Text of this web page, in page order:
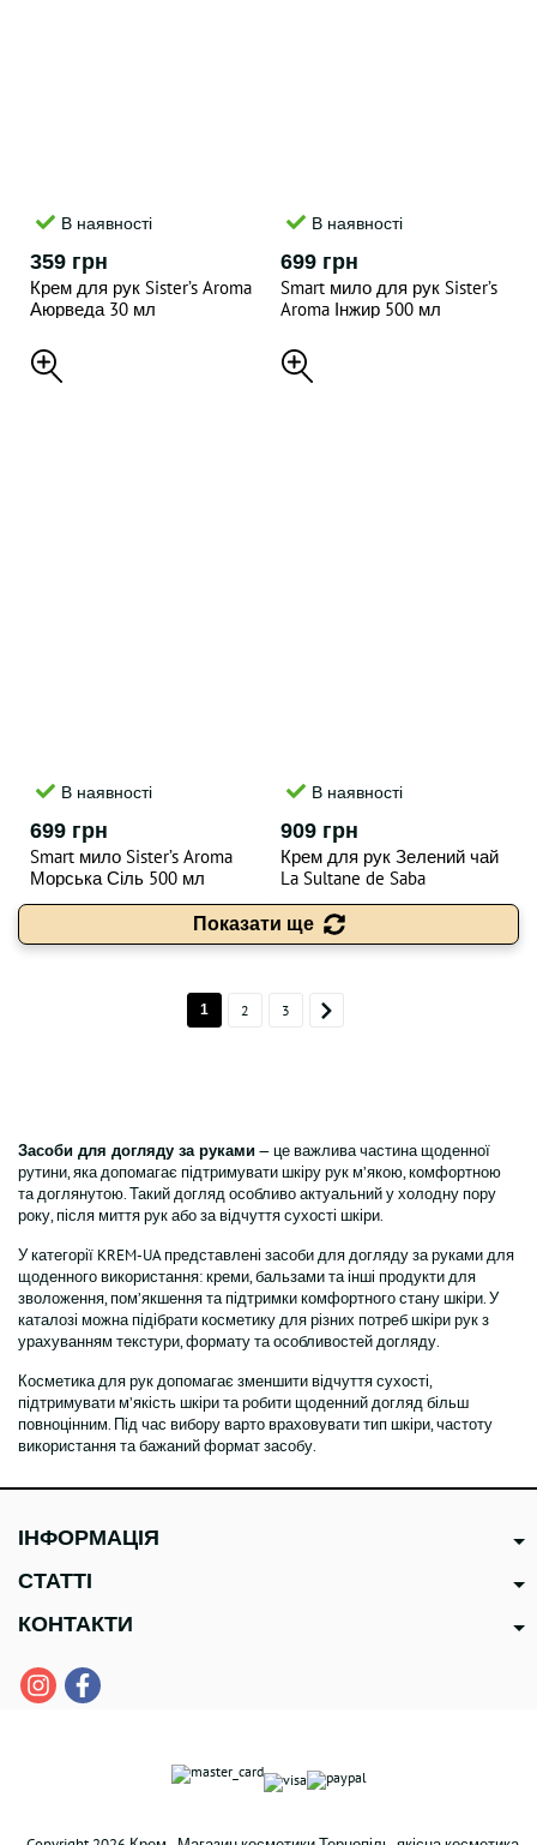
В наявності
359 грн
Крем для рук Sister’s Aroma
Аюрведа 30 мл
В наявності
699 грн
Smart мило для рук Sister’s
Aroma Інжир 500 мл
В наявності
699 грн
Smart мило Sister’s Aroma
Морська Сіль 500 мл
В наявності
909 грн
Крем для рук Зелений чай
La Sultane de Saba
Moisturizing Hand Cream
Ginger Green Tea 50 мл
Показати ще
1 2 3
Засоби для догляду за руками — це важлива частина щоденної
рутини, яка допомагає підтримувати шкіру рук м’якою, комфортною
та доглянутою. Такий догляд особливо актуальний у холодну пору
року, після миття рук або за відчуття сухості шкіри.
У категорії KREM-UA представлені засоби для догляду за руками для
щоденного використання: креми, бальзами та інші продукти для
зволоження, пом’якшення та підтримки комфортного стану шкіри. У
каталозі можна підібрати косметику для різних потреб шкіри рук з
урахуванням текстури, формату та особливостей догляду.
Косметика для рук допомагає зменшити відчуття сухості,
підтримувати м’якість шкіри та робити щоденний догляд більш
повноцінним. Під час вибору варто враховувати тип шкіри, частоту
використання та бажаний формат засобу.
ІНФОРМАЦІЯ
СТАТТІ
КОНТАКТИ